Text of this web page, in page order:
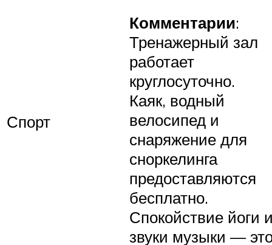
Спорт
Комментарии:
Тренажерный зал
работает
круглосуточно.
Каяк, водный
велосипед и
снаряжение для
сноркелинга
предоставляются
бесплатно.
Спокойствие йоги
звуки музыки —